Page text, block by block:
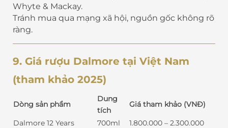
Whyte & Mackay.
Tránh mua qua mạng xã hội, nguồn gốc không rõ
ràng.
9. Giá rượu Dalmore tại Việt Nam
(tham khảo 2025)
Dòng sản phẩm
Dung
tích
Giá tham khảo (VNĐ)
Dalmore 12 Years 700ml
1.800.000 – 2.300.000